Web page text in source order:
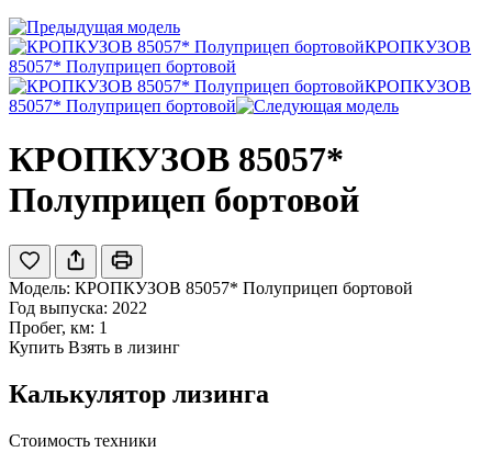
КРОПКУЗОВ
85057* Полуприцеп бортовой
КРОПКУЗОВ
85057* Полуприцеп бортовой
КРОПКУЗОВ 85057*
Полуприцеп бортовой
Модель: КРОПКУЗОВ 85057* Полуприцеп бортовой
Год выпуска: 2022
Пробег, км: 1
Купить Взять в лизинг
Калькулятор лизинга
Стоимость техники